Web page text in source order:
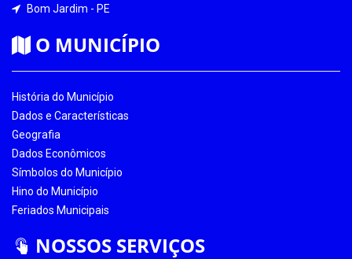
Bom Jardim - PE
O MUNICÍPIO
História do Município
Dados e Características
Geografia
Dados Econômicos
Símbolos do Município
Hino do Município
Feriados Municipais
NOSSOS SERVIÇOS